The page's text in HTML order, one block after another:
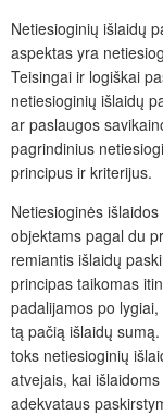
Netiesioginių išlaidų
aspektas yra
Teisingai ir logiškai
netiesioginių išlaidų
ar paslaugos
pagrindinius
principus ir kriterijus.
Netiesioginės
objektams pagal du
remiantis išlaidų
principas taikomas
padalijamos po
tą pačią išlaidų
toks netiesioginių
atvejais, kai
adekvataus